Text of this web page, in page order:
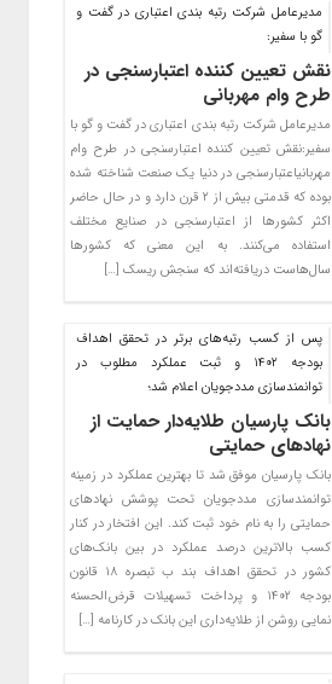
مدیرعامل شرکت رتبه بندی اعتباری در گفت و
گو با سفیر:
نقش تعیین کننده اعتبارسنجی در
طرح وام مهربانی
مدیرعامل شرکت رتبه بندی اعتباری در گفت و گو با
سفیر:نقش تعیین کننده اعتبارسنجی در طرح وام
مهربانیاعتبارسنجی در دنیا یک صنعت شناخته شده
بوده که قدمتی بیش از ۲ قرن دارد و در حال حاضر
اکثر کشورها از اعتبارسنجی در صنایع مختلف
استفاده می‌کنند. به این معنی که کشورها
سال‌هاست دریافته‌اند که سنجش ریسک […]
پس از کسب رتبه‌های برتر در تحقق اهداف
بودجه ۱۴۰۲ و ثبت عملکرد مطلوب در
توانمندسازی مددجویان اعلام شد؛
بانک پارسیان طلایه‌دار حمایت از
نهادهای حمایتی
بانک پارسیان موفق شد تا بهترین عملکرد در زمینه
توانمندسازی مددجویان تحت پوشش نهادهای
حمایتی را به نام خود ثبت کند. این افتخار در کنار
کسب بالاترین درصد عملکرد در بین بانک‌های
کشور در تحقق اهداف بند ب تبصره ۱۸ قانون
بودجه ۱۴۰۲ و پرداخت تسهیلات قرض‌الحسنه
نمایی روشن از طلایه‌داری این بانک در کارنامه […]